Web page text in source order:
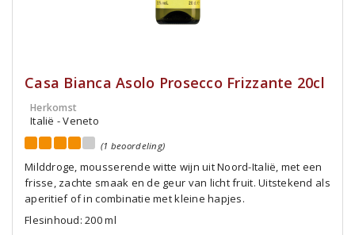
Casa Bianca Asolo Prosecco Frizzante 20cl
Herkomst
Italië - Veneto
(1 beoordeling)
Milddroge, mousserende witte wijn uit Noord-Italië, met een
frisse, zachte smaak en de geur van licht fruit. Uitstekend als
aperitief of in combinatie met kleine hapjes.
Flesinhoud: 200 ml